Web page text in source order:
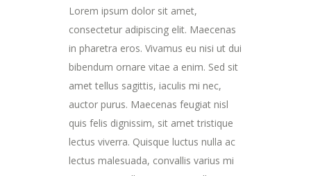
Lorem ipsum dolor sit amet,
consectetur adipiscing elit. Maecenas
in pharetra eros. Vivamus eu nisi ut dui
bibendum ornare vitae a enim. Sed sit
amet tellus sagittis, iaculis mi nec,
auctor purus. Maecenas feugiat nisl
quis felis dignissim, sit amet tristique
lectus viverra. Quisque luctus nulla ac
lectus malesuada, convallis varius mi